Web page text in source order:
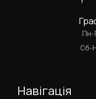
Пн-
Cб-
Навігація